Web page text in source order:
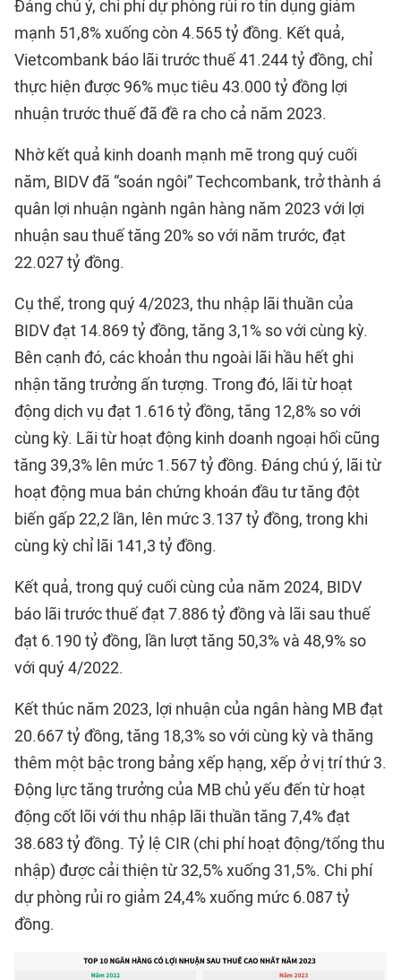
Đáng chú ý, chi phí dự phòng rủi ro tín dụng giảm
mạnh 51,8% xuống còn 4.565 tỷ đồng. Kết quả,
Vietcombank báo lãi trước thuế 41.244 tỷ đồng, chỉ
thực hiện được 96% mục tiêu 43.000 tỷ đồng lợi
nhuận trước thuế đã đề ra cho cả năm 2023.
Nhờ kết quả kinh doanh mạnh mẽ trong quý cuối
năm, BIDV đã “soán ngôi” Techcombank, trở thành á
quân lợi nhuận ngành ngân hàng năm 2023 với lợi
nhuận sau thuế tăng 20% so với năm trước, đạt
22.027 tỷ đồng.
Cụ thể, trong quý 4/2023, thu nhập lãi thuần của
BIDV đạt 14.869 tỷ đồng, tăng 3,1% so với cùng kỳ.
Bên cạnh đó, các khoản thu ngoài lãi hầu hết ghi
nhận tăng trưởng ấn tượng. Trong đó, lãi từ hoạt
động dịch vụ đạt 1.616 tỷ đồng, tăng 12,8% so với
cùng kỳ. Lãi từ hoạt động kinh doanh ngoại hối cũng
tăng 39,3% lên mức 1.567 tỷ đồng. Đáng chú ý, lãi từ
hoạt động mua bán chứng khoán đầu tư tăng đột
biến gấp 22,2 lần, lên mức 3.137 tỷ đồng, trong khi
cùng kỳ chỉ lãi 141,3 tỷ đồng.
Kết quả, trong quý cuối cùng của năm 2024, BIDV
báo lãi trước thuế đạt 7.886 tỷ đồng và lãi sau thuế
đạt 6.190 tỷ đồng, lần lượt tăng 50,3% và 48,9% so
với quý 4/2022.
Kết thúc năm 2023, lợi nhuận của ngân hàng MB đạt
20.667 tỷ đồng, tăng 18,3% so với cùng kỳ và thăng
thêm một bậc trong bảng xếp hạng, xếp ở vị trí thứ 3.
Động lực tăng trưởng của MB chủ yếu đến từ hoạt
động cốt lõi với thu nhập lãi thuần tăng 7,4% đạt
38.683 tỷ đồng. Tỷ lệ CIR (chi phí hoạt động/tổng thu
nhập) được cải thiện từ 32,5% xuống 31,5%. Chi phí
dự phòng rủi ro giảm 24,4% xuống mức 6.087 tỷ
đồng.